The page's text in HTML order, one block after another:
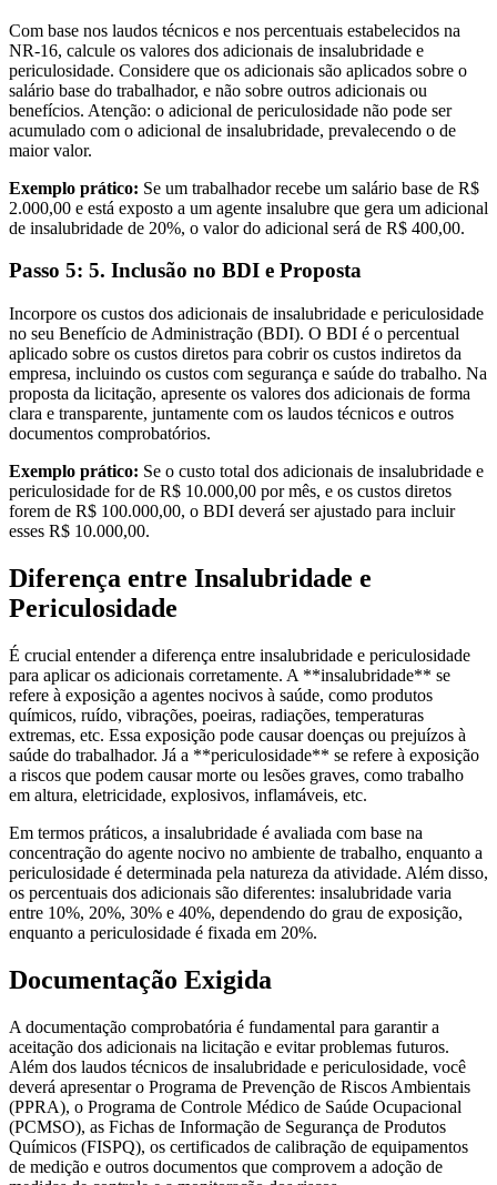
Com base nos laudos técnicos e nos percentuais estabelecidos na
NR-16, calcule os valores dos adicionais de insalubridade e
periculosidade. Considere que os adicionais são aplicados sobre o
salário base do trabalhador, e não sobre outros adicionais ou
benefícios. Atenção: o adicional de periculosidade não pode ser
acumulado com o adicional de insalubridade, prevalecendo o de
maior valor.
Exemplo prático: Se um trabalhador recebe um salário base de R$
2.000,00 e está exposto a um agente insalubre que gera um adicional
de insalubridade de 20%, o valor do adicional será de R$ 400,00.
Passo 5: 5. Inclusão no BDI e Proposta
Incorpore os custos dos adicionais de insalubridade e periculosidade
no seu Benefício de Administração (BDI). O BDI é o percentual
aplicado sobre os custos diretos para cobrir os custos indiretos da
empresa, incluindo os custos com segurança e saúde do trabalho. Na
proposta da licitação, apresente os valores dos adicionais de forma
clara e transparente, juntamente com os laudos técnicos e outros
documentos comprobatórios.
Exemplo prático: Se o custo total dos adicionais de insalubridade e
periculosidade for de R$ 10.000,00 por mês, e os custos diretos
forem de R$ 100.000,00, o BDI deverá ser ajustado para incluir
esses R$ 10.000,00.
Diferença entre Insalubridade e
Periculosidade
É crucial entender a diferença entre insalubridade e periculosidade
para aplicar os adicionais corretamente. A **insalubridade** se
refere à exposição a agentes nocivos à saúde, como produtos
químicos, ruído, vibrações, poeiras, radiações, temperaturas
extremas, etc. Essa exposição pode causar doenças ou prejuízos à
saúde do trabalhador. Já a **periculosidade** se refere à exposição
a riscos que podem causar morte ou lesões graves, como trabalho
em altura, eletricidade, explosivos, inflamáveis, etc.
Em termos práticos, a insalubridade é avaliada com base na
concentração do agente nocivo no ambiente de trabalho, enquanto a
periculosidade é determinada pela natureza da atividade. Além disso,
os percentuais dos adicionais são diferentes: insalubridade varia
entre 10%, 20%, 30% e 40%, dependendo do grau de exposição,
enquanto a periculosidade é fixada em 20%.
Documentação Exigida
A documentação comprobatória é fundamental para garantir a
aceitação dos adicionais na licitação e evitar problemas futuros.
Além dos laudos técnicos de insalubridade e periculosidade, você
deverá apresentar o Programa de Prevenção de Riscos Ambientais
(PPRA), o Programa de Controle Médico de Saúde Ocupacional
(PCMSO), as Fichas de Informação de Segurança de Produtos
Químicos (FISPQ), os certificados de calibração de equipamentos
de medição e outros documentos que comprovem a adoção de